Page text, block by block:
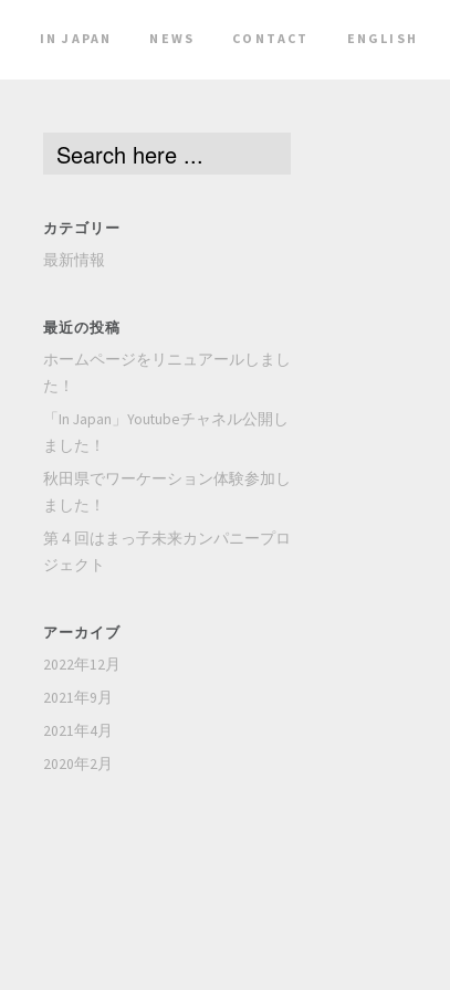
IN JAPAN NEWS CONTACT ENGLISH
カテゴリー
最新情報
最近の投稿
ホームページをリニュアールしまし
た！
「In Japan」Youtubeチャネル公開し
ました！
秋田県でワーケーション体験参加し
ました！
第４回はまっ子未来カンパニープロ
ジェクト
アーカイブ
2022年12月
2021年9月
2021年4月
2020年2月